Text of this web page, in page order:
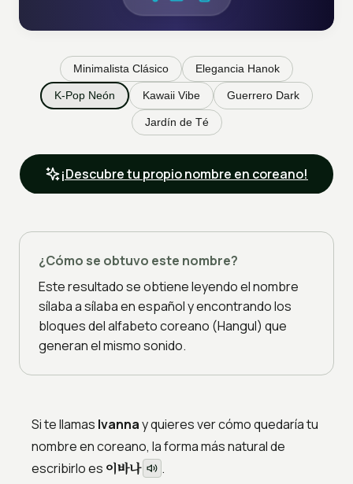
Minimalista Clásico Elegancia Hanok
K-Pop Neón Kawaii Vibe Guerrero Dark
Jardín de Té
¡Descubre tu propio nombre en coreano!
¿Cómo se obtuvo este nombre?
Este resultado se obtiene leyendo el nombre
sílaba a sílaba en español y encontrando los
bloques del alfabeto coreano (Hangul) que
generan el mismo sonido.
Si te llamas Ivannay quieres ver cómo quedaría tu
nombre en coreano, la forma más natural de
escribirlo es 이바나 .